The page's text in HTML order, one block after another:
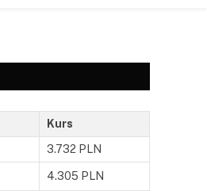
Kurs
3.732 PLN
4.305 PLN